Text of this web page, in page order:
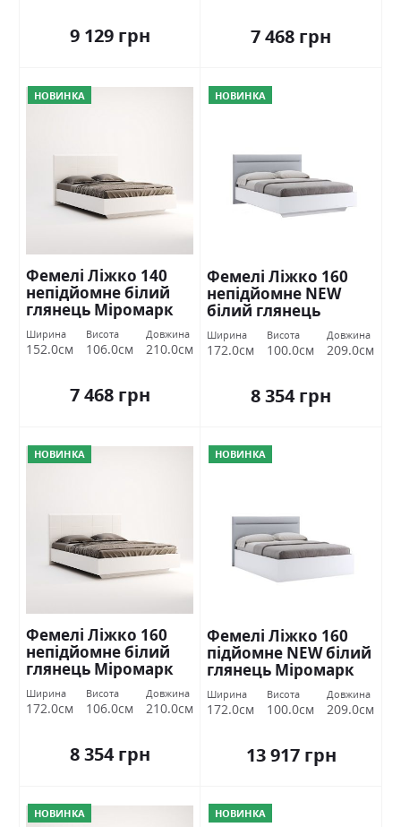
9 129 грн 7 468 грн
НОВИНКА
Фемелі Ліжко 140
непідйомне білий
глянець Міромарк
Ширина
152.0см
Висота
106.0см
Довжина
210.0см
7 468 грн
НОВИНКА
Фемелі Ліжко 160
непідйомне NEW
білий глянець
Міромарк
Ширина
172.0см
Висота
100.0см
Довжина
209.0см
8 354 грн
НОВИНКА
Фемелі Ліжко 160
непідйомне білий
глянець Міромарк
Ширина
172.0см
Висота
106.0см
Довжина
210.0см
8 354 грн
НОВИНКА
Фемелі Ліжко 160
підйомне NEW білий
глянець Міромарк
Ширина
172.0см
Висота
100.0см
Довжина
209.0см
13 917 грн
НОВИНКА НОВИНКА